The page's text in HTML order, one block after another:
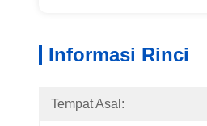
Informasi Rinci
Tempat Asal: